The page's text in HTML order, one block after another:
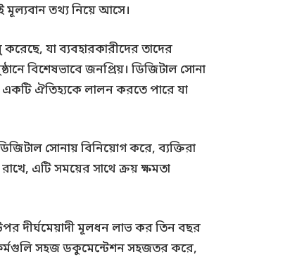
মূল্যবান তথ্য নিয়ে আসে।
যা ব্যবহারকারীদের তাদের
বিশেষভাবে জনপ্রিয়। ডিজিটাল সোনা
একটি ঐতিহ্যকে লালন করতে পারে যা
সোনায় বিনিয়োগ করে, ব্যক্তিরা
এটি সময়ের সাথে ক্রয় ক্ষমতা
দীর্ঘমেয়াদী মূলধন লাভ কর তিন বছর
সহজ ডকুমেন্টেশন সহজতর করে,